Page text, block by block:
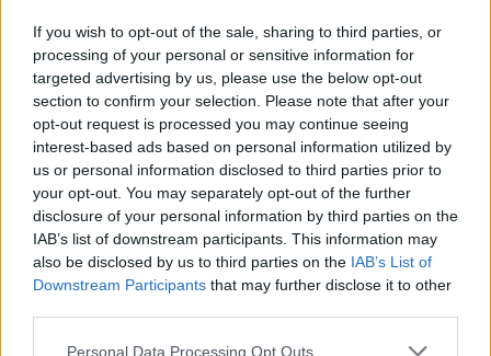
If you wish to opt-out of the sale, sharing to third parties, or
processing of your personal or sensitive information for
targeted advertising by us, please use the below opt-out
section to confirm your selection. Please note that after your
opt-out request is processed you may continue seeing
interest-based ads based on personal information utilized by
us or personal information disclosed to third parties prior to
your opt-out. You may separately opt-out of the further
disclosure of your personal information by third parties on the
IAB’s list of downstream participants. This information may
also be disclosed by us to third parties on the IAB’s List of
Downstream Participants that may further disclose it to other
Please note that this website/app uses one or more Google
Personal Data Processing Opt Outs
i tuoi video e le tue foto
Su WhatsApp al numero +39
345 356 7512
Notizie in tempo reale?
Entra nel canale telegram di
GalluraOggi.it